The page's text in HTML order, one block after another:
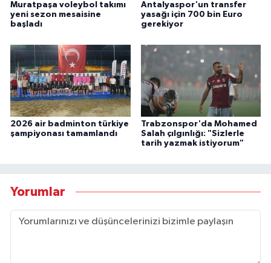
Muratpaşa voleybol takımı
yeni sezon mesaisine
başladı
Antalyaspor'un transfer
yasağı için 700 bin Euro
gerekiyor
2026 air badminton türkiye
şampiyonası tamamlandı
Trabzonspor'da Mohamed
Salah çılgınlığı: "Sizlerle
tarih yazmak istiyorum"
Yorumlar